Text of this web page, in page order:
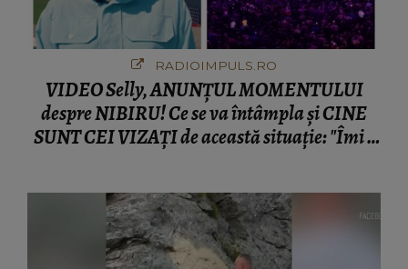
RADIOIMPULS.RO
VIDEO Selly, ANUNȚUL MOMENTULUI
despre NIBIRU! Ce se va întâmpla și CINE
SUNT CEI VIZAȚI de această situație: "Îmi e